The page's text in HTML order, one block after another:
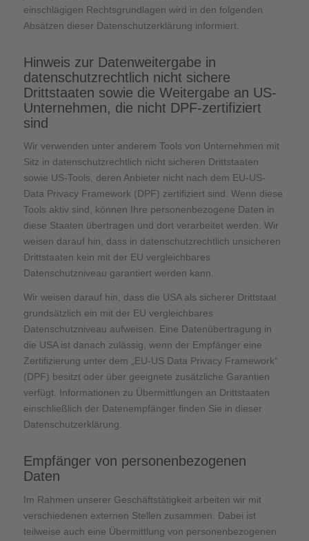
einschlägigen Rechtsgrundlagen wird in den folgenden
Absätzen dieser Datenschutzerklärung informiert.
Hinweis zur Datenweitergabe in
datenschutzrechtlich nicht sichere
Drittstaaten sowie die Weitergabe an US-
Unternehmen, die nicht DPF-zertifiziert
sind
Wir verwenden unter anderem Tools von Unternehmen mit
Sitz in datenschutzrechtlich nicht sicheren Drittstaaten
sowie US-Tools, deren Anbieter nicht nach dem EU-US-
Data Privacy Framework (DPF) zertifiziert sind. Wenn diese
Tools aktiv sind, können Ihre personenbezogene Daten in
diese Staaten übertragen und dort verarbeitet werden. Wir
weisen darauf hin, dass in datenschutzrechtlich unsicheren
Drittstaaten kein mit der EU vergleichbares
Datenschutzniveau garantiert werden kann.
Wir weisen darauf hin, dass die USA als sicherer Drittstaat
grundsätzlich ein mit der EU vergleichbares
Datenschutzniveau aufweisen. Eine Datenübertragung in
die USA ist danach zulässig, wenn der Empfänger eine
Zertifizierung unter dem „EU-US Data Privacy Framework“
(DPF) besitzt oder über geeignete zusätzliche Garantien
verfügt. Informationen zu Übermittlungen an Drittstaaten
einschließlich der Datenempfänger finden Sie in dieser
Datenschutzerklärung.
Empfänger von personenbezogenen
Daten
Im Rahmen unserer Geschäftstätigkeit arbeiten wir mit
verschiedenen externen Stellen zusammen. Dabei ist
teilweise auch eine Übermittlung von personenbezogenen